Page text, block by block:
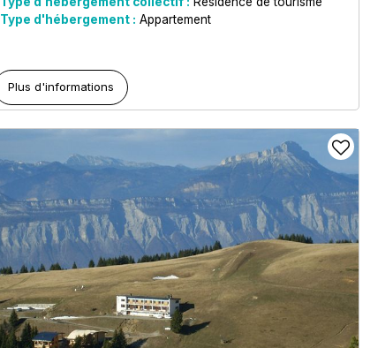
Type d'hébergement : Appartement
Plus d'informations